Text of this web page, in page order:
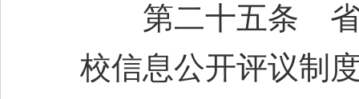
第二十五条 省
校信息公开评议制